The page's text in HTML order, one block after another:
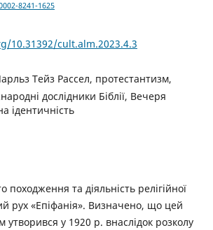
8241-1625
10.31392/cult.alm.2023.4.3
Тейз Рассел, протестантизм,
дослідники Біблії, Вечеря
ідентичність
походження та діяльність релігійної
рух «Епіфанія». Визначено, що цей
утворився у 1920 р. внаслідок розколу